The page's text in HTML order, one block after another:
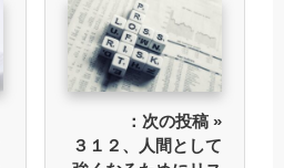
：次の投稿 »
３１２、人間として